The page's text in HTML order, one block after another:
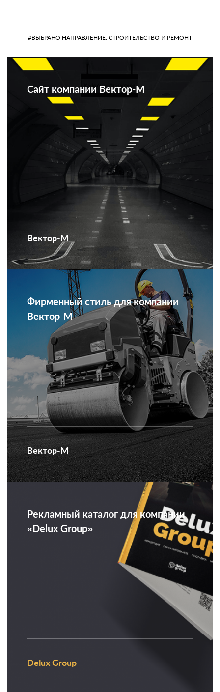
#ВЫБРАНО НАПРАВЛЕНИЕ: СТРОИТЕЛЬСТВО И РЕМОНТ
Сайт компании Вектор-М
Вектор-М
Фирменный стиль для компании
Вектор-М
Вектор-М
Рекламный каталог для компании
«Delux Group»
Delux Group